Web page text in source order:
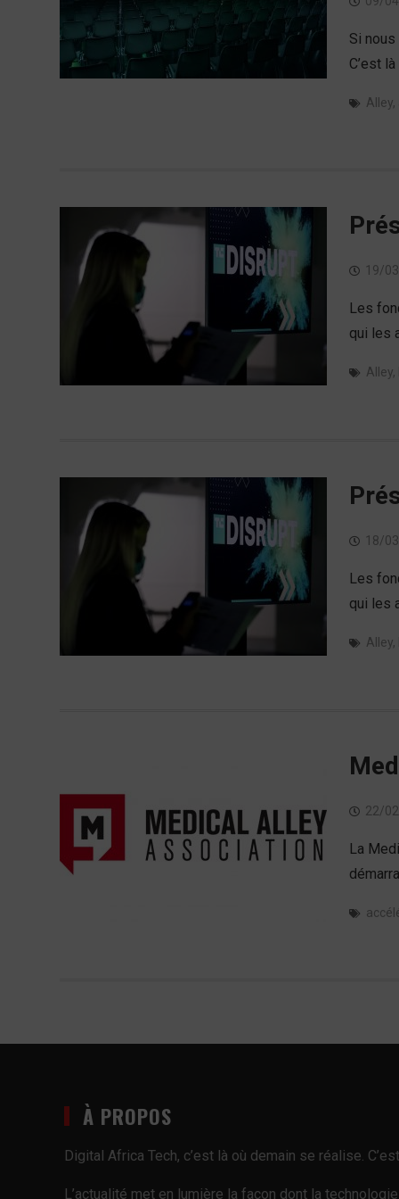
Si
C’est
Alley,
19/
Les
qui les
Alley,
18/
Les
qui les
Alley,
22/
La
À PROPOS
Digital Africa Tech, c’est là où demain se réalise.
L’actualité met en lumière la façon dont la